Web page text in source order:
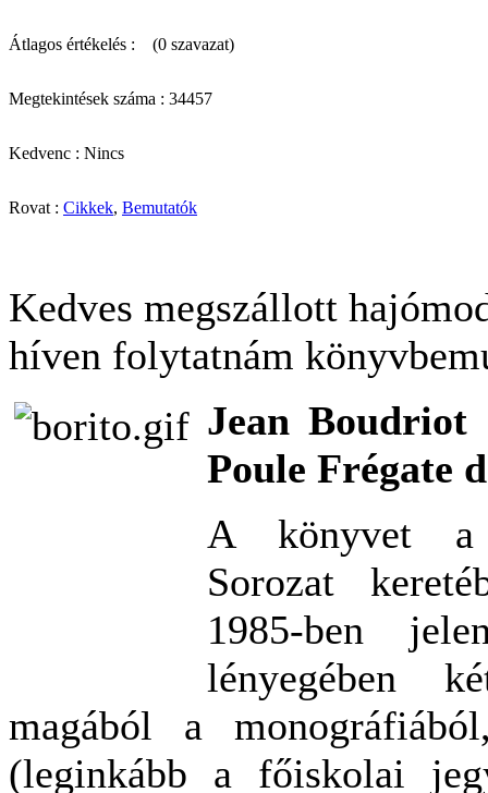
Átlagos értékelés : (0 szavazat)
Megtekintések száma : 34457
Kedvenc : Nincs
Rovat : Cikkek, Bemutatók
Kedves megszállott
híven folytatnám
Jean
Poule Frégate
A könyvet a
Sorozat
1985-ben
lényegében
magából a
(leginkább a főiskolai